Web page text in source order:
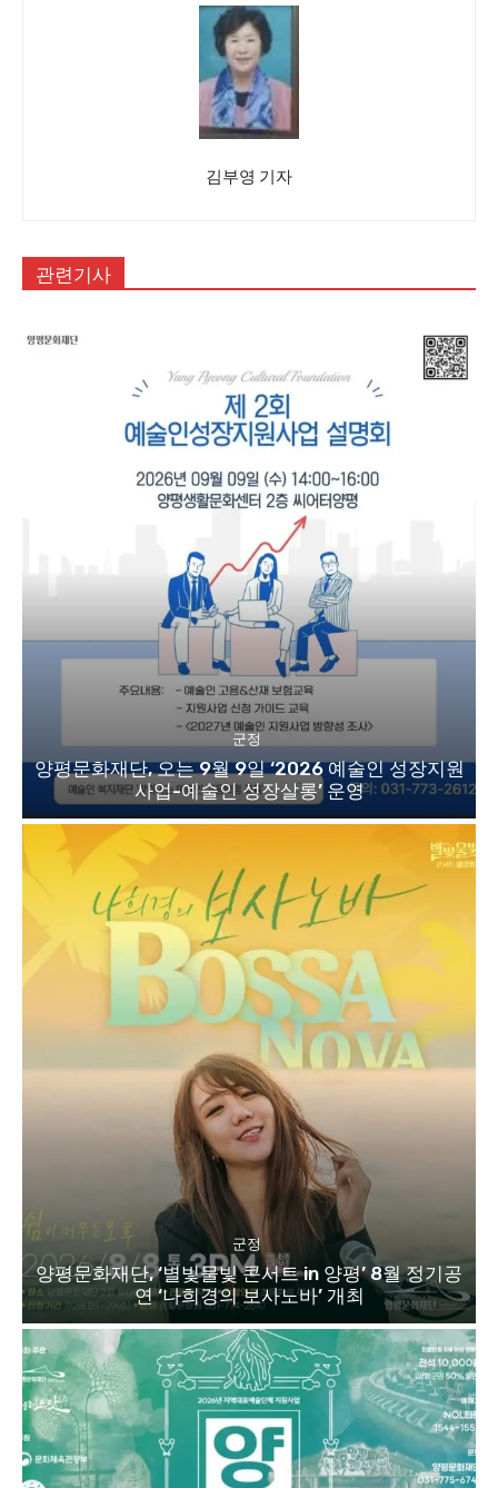
김부영 기자
관련기사
군정
양평문화재단, 오는 9월 9일 ‘2026 예술인 성장지원
사업-예술인 성장살롱’ 운영
군정
양평문화재단, ‘별빛물빛 콘서트 in 양평’ 8월 정기공
연 ‘나희경의 보사노바’ 개최